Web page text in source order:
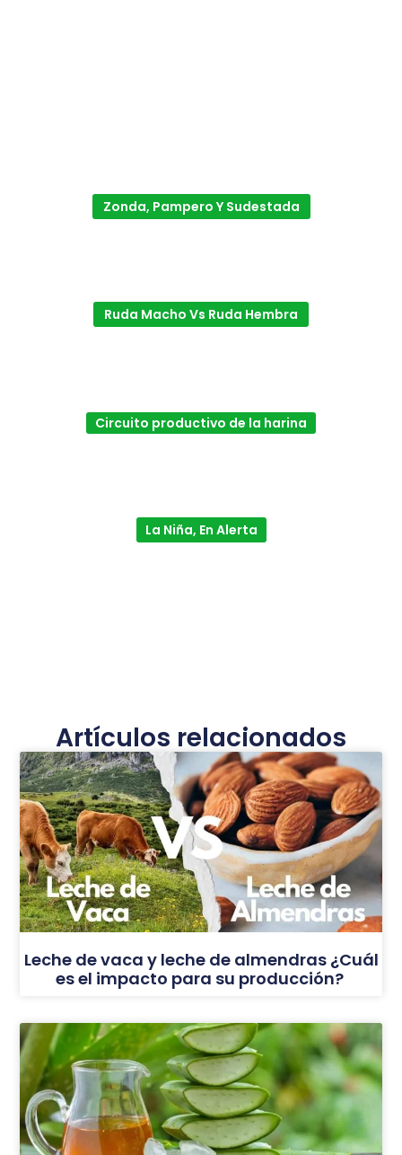
Zonda, Pampero Y Sudestada
Ruda Macho Vs Ruda Hembra
Circuito productivo de la harina
La Niña, En Alerta
Artículos relacionados
Leche de vaca y leche de almendras ¿Cuál
es el impacto para su producción?